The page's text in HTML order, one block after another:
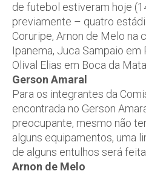
de futebol estiveram hoje
previamente – quatro
Coruripe, Arnon de Melo na
Ipanema, Juca Sampaio
Olival Elias em Boca da Mata.
Gerson Amaral
Para os integrantes da
encontrada no Gerson
preocupante, mesmo não
alguns equipamentos, uma
de alguns entulhos será
Arnon de Melo